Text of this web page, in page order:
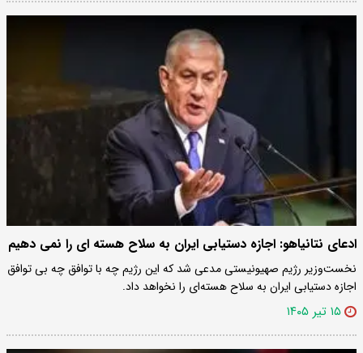
ادعای نتانیاهو: اجازه دستیابی ایران به سلاح هسته ای را نمی دهیم
نخست‌وزیر رژیم صهیونیستی مدعی شد که این رژیم چه با توافق چه بی توافق
اجازه دستیابی ایران به سلاح هسته‌ای را نخواهد داد.
۱۵ تیر ۱۴۰۵